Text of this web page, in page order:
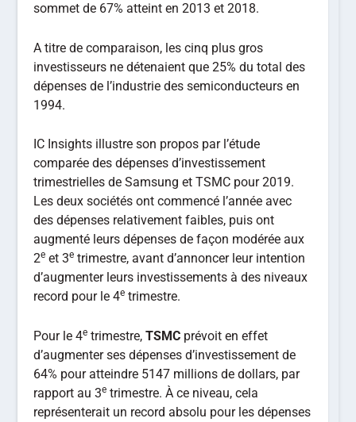
sommet de 67% atteint en 2013 et 2018.
A titre de comparaison, les cinq plus gros
investisseurs ne détenaient que 25% du total des
dépenses de l’industrie des semiconducteurs en
1994.
IC Insights illustre son propos par l’étude
comparée des dépenses d’investissement
trimestrielles de Samsung et TSMC pour 2019.
Les deux sociétés ont commencé l’année avec
des dépenses relativement faibles, puis ont
augmenté leurs dépenses de façon modérée aux
2e et 3e trimestre, avant d’annoncer leur intention
d’augmenter leurs investissements à des niveaux
record pour le 4e trimestre.
Pour le 4e trimestre,TSMC prévoit en effet
d’augmenter ses dépenses d’investissement de
64% pour atteindre 5147 millions de dollars, par
rapport au 3e trimestre. À ce niveau, cela
représenterait un record absolu pour les dépenses